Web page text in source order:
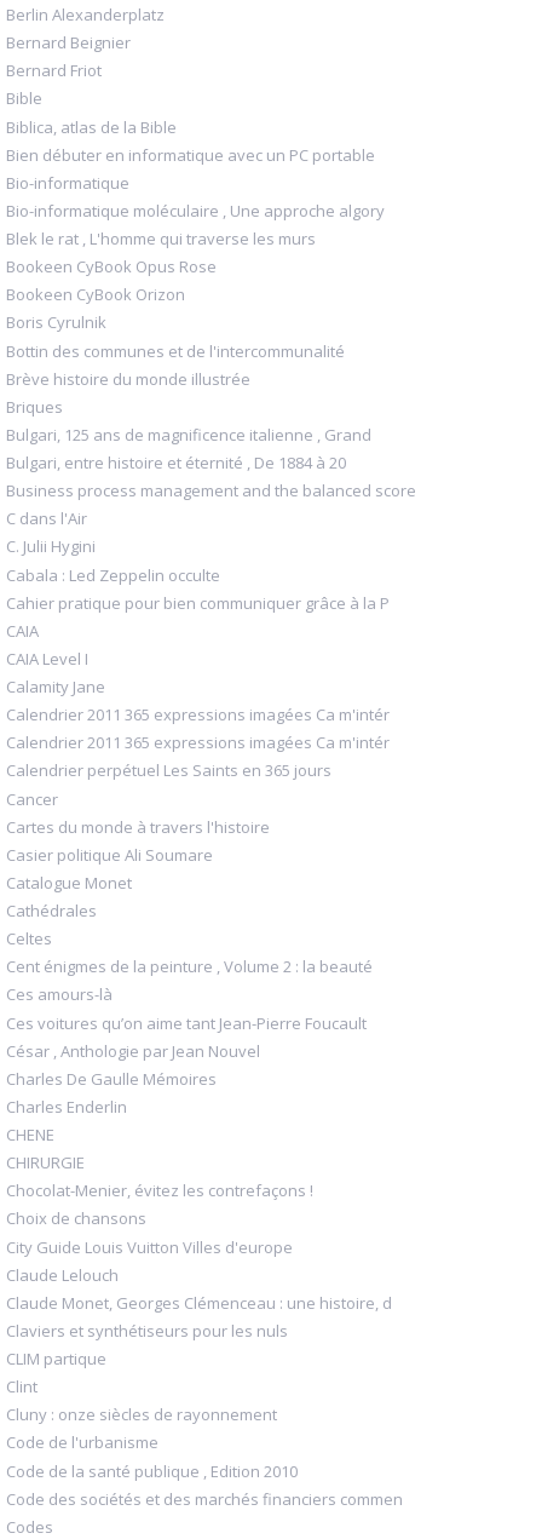
Berlin Alexanderplatz
Bernard Beignier
Bernard Friot
Bible
Biblica, atlas de la Bible
Bien débuter en informatique avec un PC portable
Bio-informatique
Bio-informatique moléculaire , Une approche algory
Blek le rat , L'homme qui traverse les murs
Bookeen CyBook Opus Rose
Bookeen CyBook Orizon
Boris Cyrulnik
Bottin des communes et de l'intercommunalité
Brève histoire du monde illustrée
Briques
Bulgari, 125 ans de magnificence italienne , Grand
Bulgari, entre histoire et éternité , De 1884 à 20
Business process management and the balanced score
C dans l'Air
C. Julii Hygini
Cabala : Led Zeppelin occulte
Cahier pratique pour bien communiquer grâce à la P
CAIA
CAIA Level I
Calamity Jane
Calendrier 2011 365 expressions imagées Ca m'intér
Calendrier 2011 365 expressions imagées Ca m'intér
Calendrier perpétuel Les Saints en 365 jours
Cancer
Cartes du monde à travers l'histoire
Casier politique Ali Soumare
Catalogue Monet
Cathédrales
Celtes
Cent énigmes de la peinture , Volume 2 : la beauté
Ces amours-là
Ces voitures qu’on aime tant Jean-Pierre Foucault
César , Anthologie par Jean Nouvel
Charles De Gaulle Mémoires
Charles Enderlin
CHENE
CHIRURGIE
Chocolat-Menier, évitez les contrefaçons !
Choix de chansons
City Guide Louis Vuitton Villes d'europe
Claude Lelouch
Claude Monet, Georges Clémenceau : une histoire, d
Claviers et synthétiseurs pour les nuls
CLIM partique
Clint
Cluny : onze siècles de rayonnement
Code de l'urbanisme
Code de la santé publique , Edition 2010
Code des sociétés et des marchés financiers commen
Codes